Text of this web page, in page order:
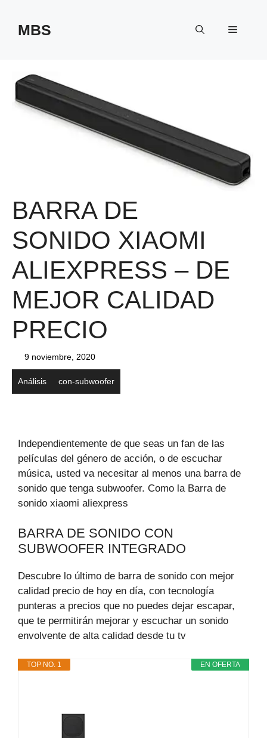
contenido
MBS Menú
BARRA DE
SONIDO XIAOMI
ALIEXPRESS – DE
MEJOR CALIDAD
PRECIO
9 noviembre, 2020
Análisis con-subwoofer
Independientemente de que seas un fan de las
películas del género de acción, o de escuchar
música, usted va necesitar al menos una barra de
sonido que tenga subwoofer. Como la Barra de
sonido xiaomi aliexpress
BARRA DE SONIDO CON
SUBWOOFER INTEGRADO
Descubre lo último de barra de sonido con mejor
calidad precio de hoy en día, con tecnología
punteras a precios que no puedes dejar escapar,
que te permitirán mejorar y escuchar un sonido
envolvente de alta calidad desde tu tv
EN OFERTA
TOP NO. 1